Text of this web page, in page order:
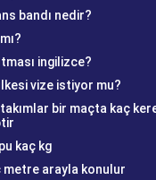
bandı nedir?
ingilizce?
vize istiyor mu?
bir maçta kaç
kaç kg
metre arayla konulur